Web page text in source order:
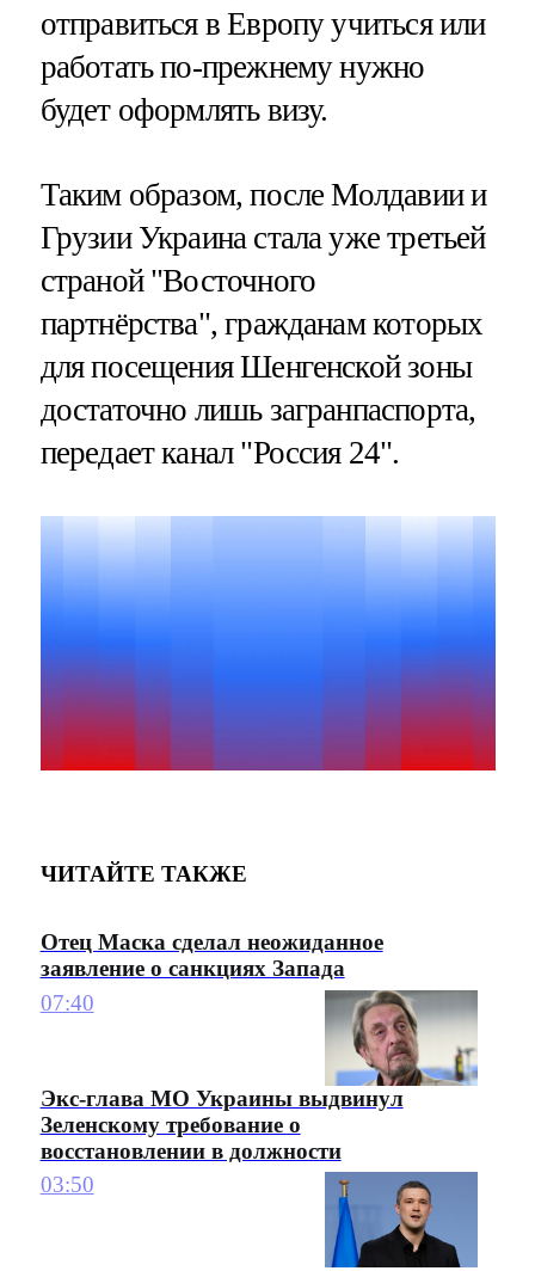
отправиться в Европу учиться или
работать по-прежнему нужно
будет оформлять визу.
Таким образом, после Молдавии и
Грузии Украина стала уже третьей
страной "Восточного
партнёрства", гражданам которых
для посещения Шенгенской зоны
достаточно лишь загранпаспорта,
передает канал "Россия 24".
ЧИТАЙТЕ ТАКЖЕ
Отец Маска сделал неожиданное
заявление о санкциях Запада
07:40
Экс-глава МО Украины выдвинул
Зеленскому требование о
восстановлении в должности
03:50